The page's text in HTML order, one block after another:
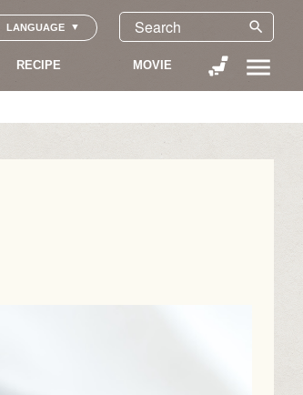
LANGUAGE search
RECIPE MOVIE menu